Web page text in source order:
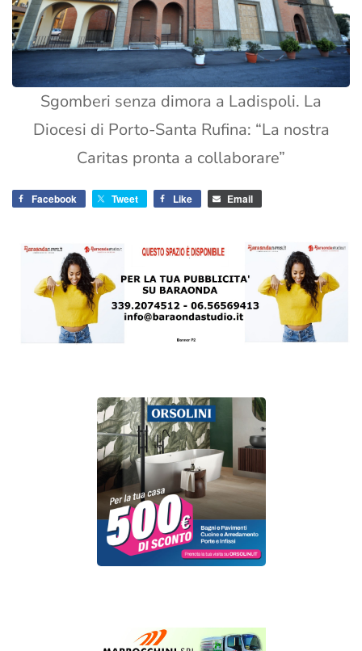
Sgomberi senza dimora a Ladispoli. La
Diocesi di Porto-Santa Rufina: “La nostra
Caritas pronta a collaborare”
Facebook Tweet Like Email